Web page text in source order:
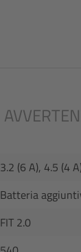
3.2 (6 A), 4.5 (4
Batteria
FIT 2.0